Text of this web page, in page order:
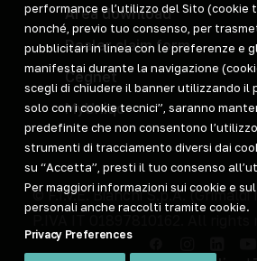
Area download
Dealer claim form
Cegnet
MyUniqo
© F.I.V.E. Bianchi S.p.A. (Grimaldi
performance e l’utilizzo del Sito (cookie
nonché, previo tuo consenso, per
pubblicitari in linea con le preferenze e
manifestai durante la navigazione
scegli di chiudere il banner utilizzando il
solo con i cookie tecnici”, saranno
predefinite che non consentono
strumenti di tracciamento diversi dai
su “Accetta”, presti il tuo consenso
Per maggiori informazioni sui cookie e
personali anche raccolti tramite cookie.
Privacy Preferences